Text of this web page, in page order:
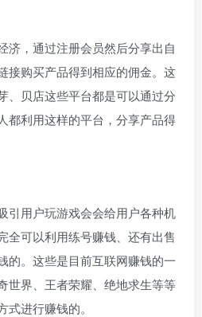
济，通过注册会员然后分享出自
接购买产品得到相应的佣金。这
、贝店这些平台都是可以通过分
都利用这样的平台，分享产品得
引用户玩游戏会会给用户各种机
全可以利用练号赚钱、还有出售
的。这些是目前互联网赚钱的一
世界、王者荣耀、绝地求生等等
进行赚钱的。